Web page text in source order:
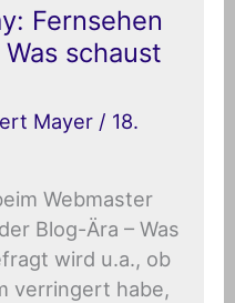
Fernsehen
schaust
Mayer / 18.
Webmaster
Blog-Ära – Was
wird u.a., ob
verringert habe,